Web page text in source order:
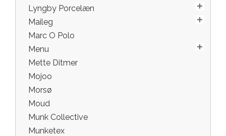
Lyngby Porcelæn
Maileg
Marc O Polo
Menu
Mette Ditmer
Mojoo
Morsø
Moud
Munk Collective
Munketex